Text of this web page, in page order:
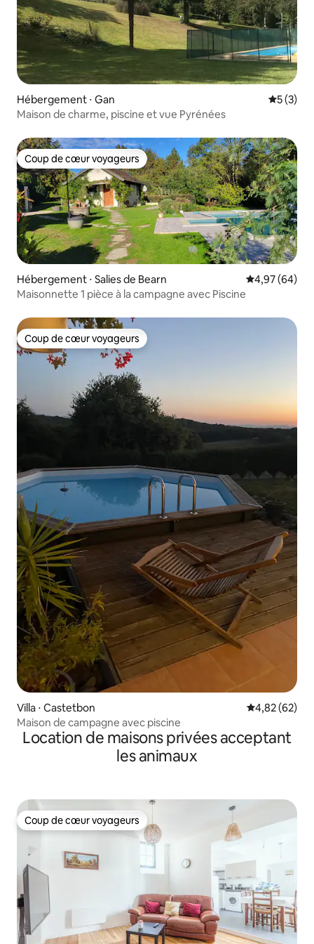
Hébergement ⋅ Gan
5 (3)
Maison de charme, piscine et vue Pyrénées
Coup de cœur voyageurs
Coup de cœur voyageurs
Hébergement ⋅ Salies de Bearn Évaluation
4,97 (64)
Maisonnette 1 pièce à la campagne avec Piscine
Coup de cœur voyageurs
Coup de cœur voyageurs
Villa ⋅ Castetbon Évaluation
4,82 (62)
Maison de campagne avec piscine
Location de maisons privées acceptant
les animaux
Coup de cœur voyageurs
Coup de cœur voyageurs